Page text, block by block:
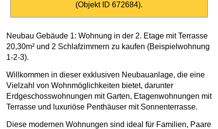
(Objekt ID 672684).
Neubau Gebäude 1: Wohnung in der 2. Etage mit Terrasse
20,30m² und 2 Schlafzimmern zu kaufen (Beispielwohnung
1-2-3).
Willkommen in dieser exklusiven Neubauanlage, die eine
Vielzahl von Wohnmöglichkeiten bietet, darunter
Erdgeschosswohnungen mit Garten, Etagenwohnungen mit
Terrasse und luxuriöse Penthäuser mit Sonnenterrasse.
Diese modernen Wohnungen sind ideal für Familien, Paare